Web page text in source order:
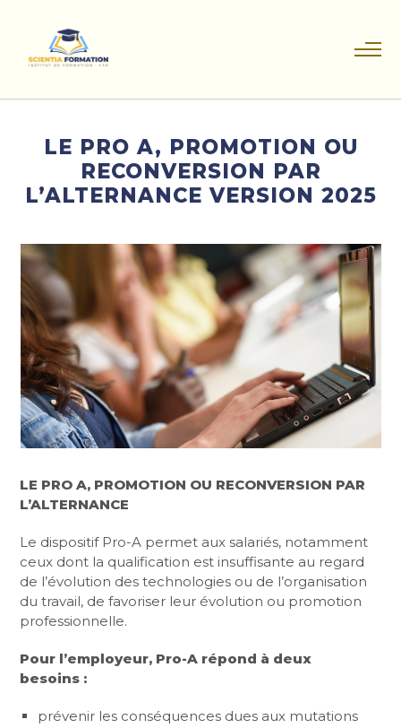
LE PRO A, PROMOTION OU
RECONVERSION PAR
L’ALTERNANCE VERSION 2025
LE PRO A, PROMOTION OU RECONVERSION PAR
L’ALTERNANCE
Le dispositif Pro-A permet aux salariés, notamment
ceux dont la qualification est insuffisante au regard
de l’évolution des technologies ou de l’organisation
du travail, de favoriser leur évolution ou promotion
professionnelle.
Pour l’employeur, Pro-A répond à deux
besoins :
prévenir les conséquences dues aux mutations